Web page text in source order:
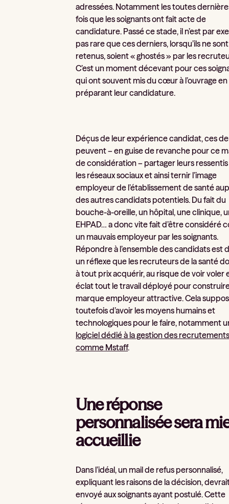
adressées. Notamment les toutes
fois que les soignants ont fait acte de
candidature. Passé ce stade, il n’est par
pas rare que ces derniers, lorsqu’ils ne
retenus, soient « ghostés » par les
C’est un moment décevant pour ces
qui ont souvent mis du cœur à l’ouvrage en
préparant leur candidature.
Déçus de leur expérience candidat, ces
peuvent – en guise de revanche pour ce
de considération – partager leurs
les réseaux sociaux et ainsi ternir l’image
employeur de l’établissement de santé
des autres candidats potentiels. Du fait du
bouche-à-oreille, un hôpital, une clinique,
EHPAD… a donc vite fait d’être considéré
un mauvais employeur par les soignants.
Répondre à l’ensemble des candidats est
un réflexe que les recruteurs de la santé
à tout prix acquérir, au risque de voir voler
éclat tout le travail déployé pour
marque employeur attractive. Cela
toutefois d’avoir les moyens humains et
technologiques pour le faire, notamment
logiciel dédié à la gestion des
comme Mstaff.
Une réponse
personnalisée sera
accueillie
Dans l’idéal, un mail de refus personnalisé,
expliquant les raisons de la décision,
envoyé aux soignants ayant postulé. Cette